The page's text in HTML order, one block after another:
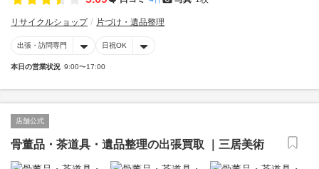
リサイクルショップ 片づけ・遺品整理
出張・訪問専門 日祝OK
本日の営業状況 9:00〜17:00
店舗公式
骨董品・茶道具・遺品整理の出張買取 ｜三居美術